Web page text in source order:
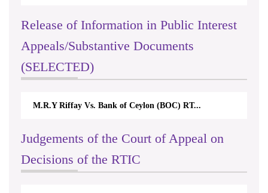
Release of Information in Public Interest
Appeals/Substantive Documents
(SELECTED)
M.R.Y Riffay Vs. Bank of Ceylon (BOC) RT...
Judgements of the Court of Appeal on
Decisions of the RTIC